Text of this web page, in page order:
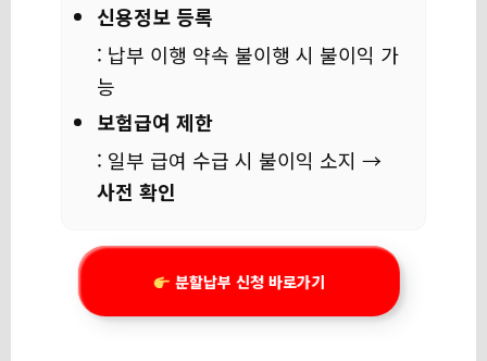
신용정보 등록
: 납부 이행 약속 불이행 시 불이익 가
능
보험급여 제한
: 일부 급여 수급 시 불이익 소지 →
사전 확인
분할납부 신청 바로가기